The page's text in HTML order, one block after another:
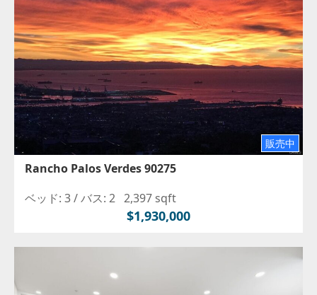
販売中
Rancho Palos Verdes 90275
ベッド: 3 /バス: 2 2,397 sqft
$1,930,000